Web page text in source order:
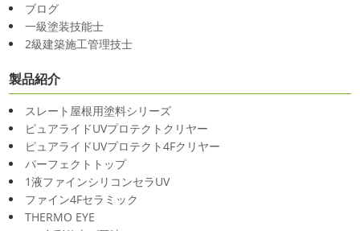
ブログ
一級塗装技能士
2級建築施工管理技士
製品紹介
スレート屋根用塗料シリーズ
ピュアライドUVプロテクトクリヤー
ピュアライドUVプロテクト4Fクリヤー
パーフェクトトップ
1液ファインシリコンセラUV
ファイン4Fセラミック
THERMO EYE